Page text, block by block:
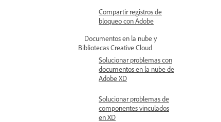
Compartir registros de
bloqueo con Adobe
Documentos en la nube y
Bibliotecas Creative Cloud
Solucionar problemas con
documentos en la nube de
Adobe XD
Solucionar problemas de
componentes vinculados
en XD